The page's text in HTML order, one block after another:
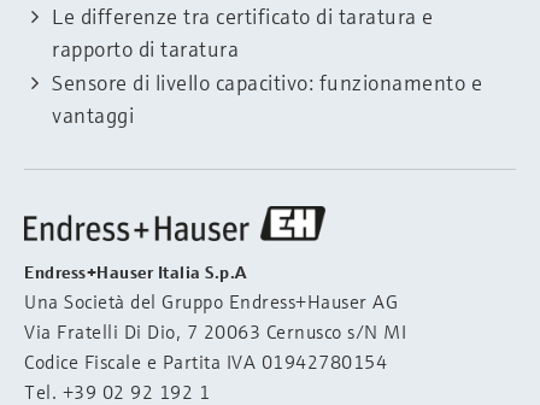
Le differenze tra certificato di taratura e
rapporto di taratura
Sensore di livello capacitivo: funzionamento e
vantaggi
Endress+Hauser Italia S.p.A
Una Società del Gruppo Endress+Hauser AG
Via Fratelli Di Dio, 7 20063 Cernusco s/N MI
Codice Fiscale e Partita IVA 01942780154
Tel. +39 02 92 192 1